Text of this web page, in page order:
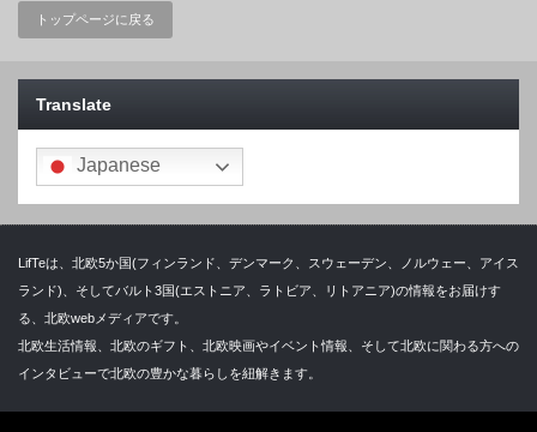
トップページに戻る
Translate
Japanese
LifTeは、北欧5か国(フィンランド、デンマーク、スウェーデン、ノルウェー、アイス
ランド)、そしてバルト3国(エストニア、ラトビア、リトアニア)の情報をお届けす
る、北欧webメディアです。
北欧生活情報、北欧のギフト、北欧映画やイベント情報、そして北欧に関わる方への
インタビューで北欧の豊かな暮らしを紐解きます。